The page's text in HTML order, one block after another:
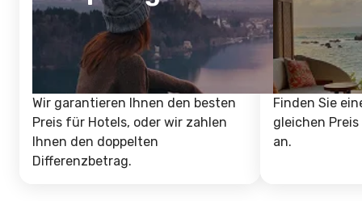
Wir garantieren Ihnen den besten
Preis für Hotels, oder wir zahlen
Ihnen den doppelten
Differenzbetrag.
Finden Sie
gleichen
an.